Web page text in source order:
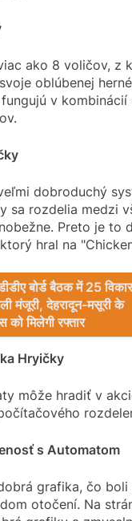
ako 8 voličov, z
oblúbenej
v kombinácií
dobroduchý
sa rozdelia medzi
Preto je to
hral na
बोर्ड बैठक में 25
मंजूरी, देहरादून-मसूरी के
को मिलेगी रफ्तार
Hryičky
môže hradiť v
s Automatom
grafika, čo boli
otočení. Na